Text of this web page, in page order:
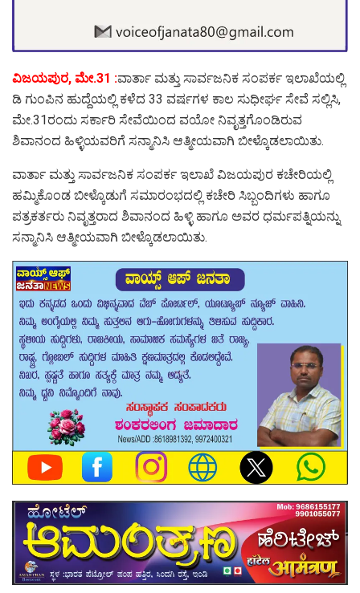
ವಿಜಯಪುರ, ಮೇ.31 :ವಾರ್ತಾ ಮತ್ತು ಸಾರ್ವಜನಿಕ ಸಂಪರ್ಕ ಇಲಾಖೆಯಲ್ಲಿ
ಡಿ ಗುಂಪಿನ ಹುದ್ದೆಯಲ್ಲಿ ಕಳೆದ 33 ವರ್ಷಗಳ ಕಾಲ ಸುಧೀರ್ಘ ಸೇವೆ ಸಲ್ಲಿಸಿ,
ಮೇ.31ರಂದು ಸರ್ಕಾರಿ ಸೇವೆಯಿಂದ ವಯೋ ನಿವೃತ್ತಗೊಂಡಿರುವ
ಶಿವಾನಂದ ಹಿಳ್ಳಿಯವರಿಗೆ ಸನ್ಮಾನಿಸಿ ಆತ್ಮೀಯವಾಗಿ ಬೀಳ್ಕೊಡಲಾಯಿತು.
ವಾರ್ತಾ ಮತ್ತು ಸಾರ್ವಜನಿಕ ಸಂಪರ್ಕ ಇಲಾಖೆ ವಿಜಯಪುರ ಕಚೇರಿಯಲ್ಲಿ
ಹಮ್ಮಿಕೊಂಡ ಬೀಳ್ಕೊಡುಗೆ ಸಮಾರಂಭದಲ್ಲಿ ಕಚೇರಿ ಸಿಬ್ಬಂದಿಗಳು ಹಾಗೂ
ಪತ್ರಕರ್ತರು ನಿವೃತ್ತರಾದ ಶಿವಾನಂದ ಹಿಳ್ಳಿ ಹಾಗೂ ಅವರ ಧರ್ಮಪತ್ನಿಯನ್ನು
ಸನ್ಮಾನಿಸಿ ಆತ್ಮೀಯವಾಗಿ ಬೀಳ್ಕೊಡಲಾಯಿತು.